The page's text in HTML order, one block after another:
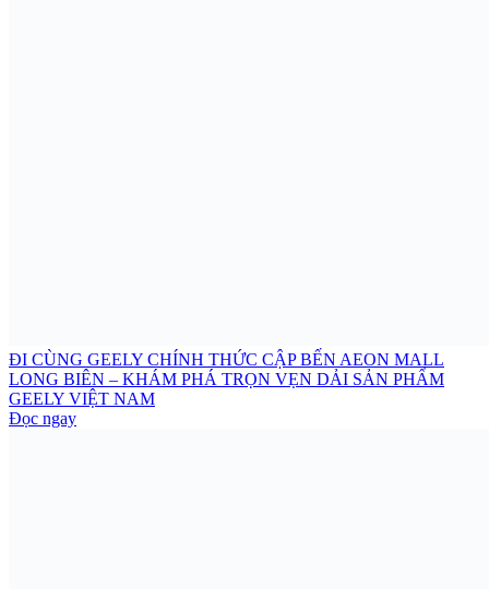
ĐI CÙNG GEELY CHÍNH THỨC CẬP BẾN AEON MALL
LONG BIÊN – KHÁM PHÁ TRỌN VẸN DẢI SẢN PHẨM
GEELY VIỆT NAM
Đọc ngay